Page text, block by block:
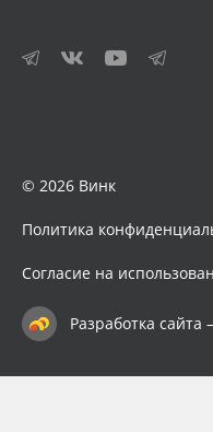
© 2026 Винк
Политика
Согласие на
Разработка